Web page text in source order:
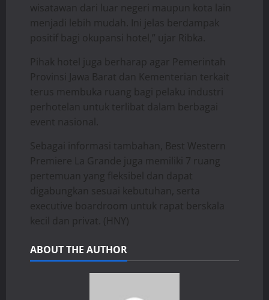
wisatawan dari luar negeri maupun kota lain
menjadi lebih mudah. Ini jelas berdampak
positif bagi okupansi hotel,” ujar Ribka.
Pihak hotel juga berharap agar Pemerintah
Provinsi Jawa Barat dan Kementerian terkait
terus membuka ruang bagi pelaku industri
perhotelan untuk terlibat dalam berbagai
event nasional.
Sebagai informasi tambahan, Best Western
Premiere La Grande juga memiliki 7 ruang
pertemuan yang fleksibel dan dapat
digabungkan sesuai kebutuhan, serta
executive boardroom untuk rapat berskala
kecil dan privat. (HNY)
ABOUT THE AUTHOR